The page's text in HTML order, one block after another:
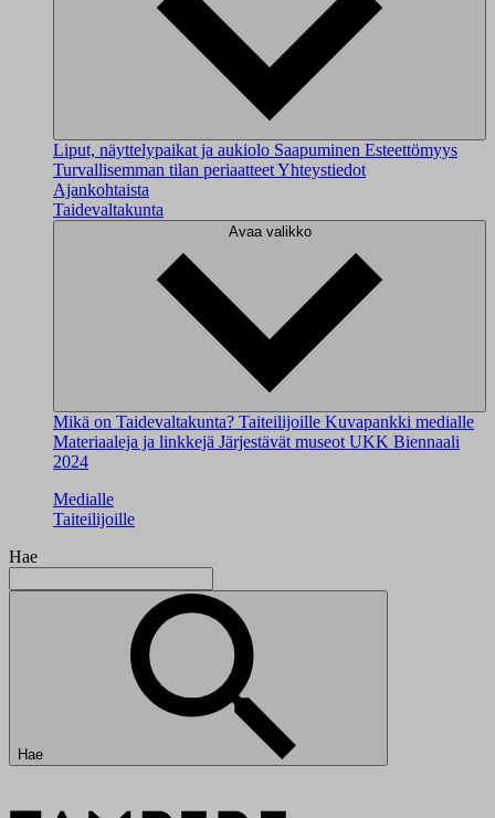
Liput, näyttelypaikat ja aukiolo Saapuminen Esteettömyys
Turvallisemman tilan periaatteetYhteystiedot
Ajankohtaista
Taidevaltakunta
Avaa valikko
Mikä on Taidevaltakunta? Taiteilijoille Kuvapankki medialle
Materiaaleja ja linkkejä Järjestävät museot UKK Biennaali
2024
Medialle
Taiteilijoille
Hae
Hae